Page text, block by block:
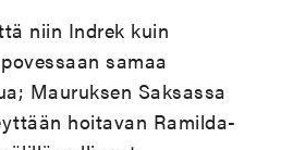
niin Indrek kuin
samaa
Mauruksen Saksassa
hoitavan Ramilda-